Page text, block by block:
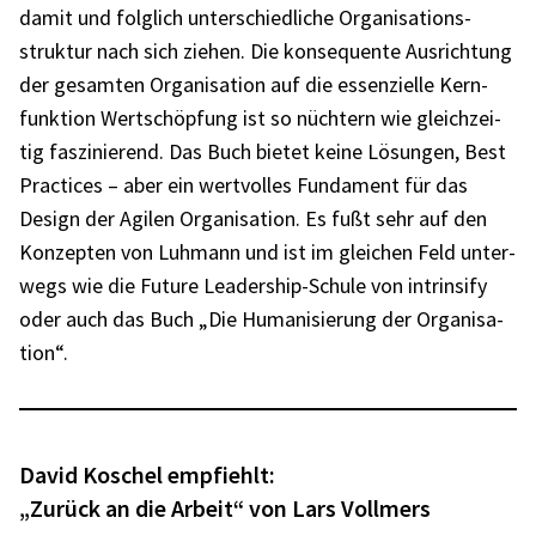
damit und folg­lich unter­schied­li­che Orga­ni­sa­ti­ons­
struk­tur nach sich ziehen. Die konse­quente Ausrich­tung
der gesam­ten Orga­ni­sa­tion auf die essen­zi­elle Kern­
funk­tion Wert­schöp­fung ist so nüch­tern wie gleich­zei­
tig faszi­nie­rend. Das Buch bietet keine Lösun­gen, Best
Prac­ti­ces – aber ein wert­vol­les Funda­ment für das
Design der Agilen Orga­ni­sa­tion. Es fußt sehr auf den
Konzep­ten von Luhmann und ist im glei­chen Feld unter­
wegs wie die Future Leader­ship-Schule von intrin­sify
oder auch das Buch „Die Huma­ni­sie­rung der Orga­ni­sa­
tion“.
David Koschel empfiehlt:
„Zurück an die Arbeit“ von Lars Voll­mers